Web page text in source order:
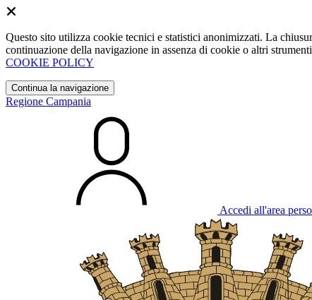
Questo sito utilizza cookie tecnici e statistici anonimizzati. La
continuazione della navigazione in assenza di cookie o altri
COOKIE POLICY
Continua la navigazione
Regione Campania
Accedi all'area